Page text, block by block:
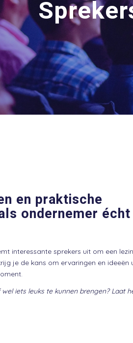
en praktische
ondernemer écht
interessante sprekers uit om een
je de kans om ervaringen en ideeën
iets leuks te kunnen brengen? Laat